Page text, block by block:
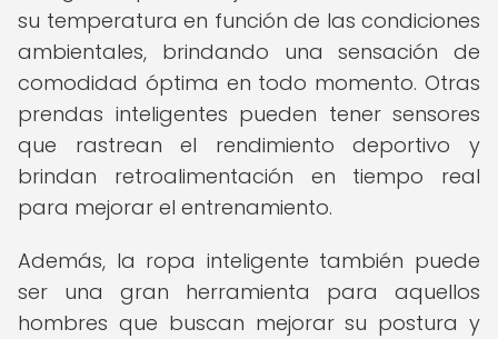
su temperatura en función de las condiciones
ambientales, brindando una sensación de
comodidad óptima en todo momento. Otras
prendas inteligentes pueden tener sensores
que rastrean el rendimiento deportivo y
brindan retroalimentación en tiempo real
para mejorar el entrenamiento.
Además, la ropa inteligente también puede
ser una gran herramienta para aquellos
hombres que buscan mejorar su postura y